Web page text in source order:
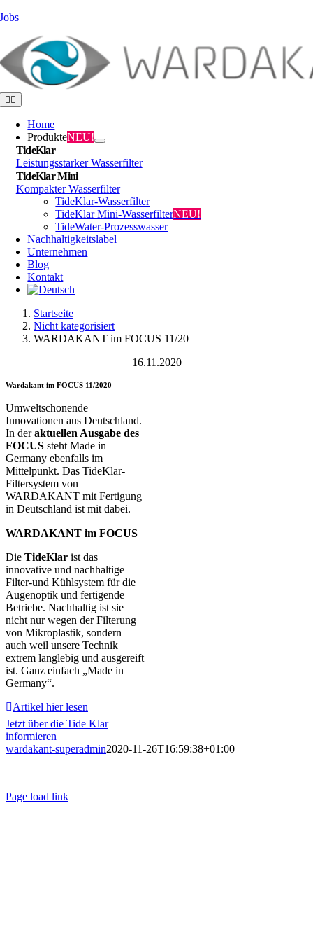
Zum
springen
Jobs
Toggle
Navigation
Home
ProdukteNEU!
TideKlar
Leistungsstarker Wasserfilter
TideKlar Mini
Kompakter Wasserfilter
TideKlar-Wasserfilter
TideKlar Mini-WasserfilterNEU!
TideWater-Prozesswasser
Nachhaltigkeitslabel
Unternehmen
Blog
Kontakt
Startseite
Nicht kategorisiert
WARDAKANT im FOCUS 11/20
16.11.2020
Wardakant im FOCUS 11/2020
Umweltschonende
Innovationen aus Deutschland.
In deraktuellen Ausgabe des
FOCUS steht Made in
Germany ebenfalls im
Mittelpunkt. Das TideKlar-
Filtersystem von
WARDAKANT mit Fertigung
in Deutschland ist mit dabei.
WARDAKANT im FOCUS
Die TideKlar ist das
innovative und nachhaltige
Filter-und Kühlsystem für die
Augenoptik und fertigende
Betriebe. Nachhaltig ist sie
nicht nur wegen der Filterung
von Mikroplastik, sondern
auch weil unsere Technik
extrem langlebig und ausgereift
ist. Ganz einfach „Made in
Germany“.
Artikel hier lesen
Jetzt über die Tide Klar
informieren
wardakant-superadmin2020-11-26T16:59:38+01:00
Page load link